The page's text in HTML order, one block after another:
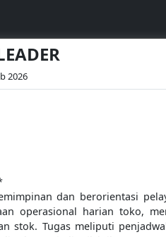
2026
dan berorientasi
operasional harian toko,
stok. Tugas meliputi